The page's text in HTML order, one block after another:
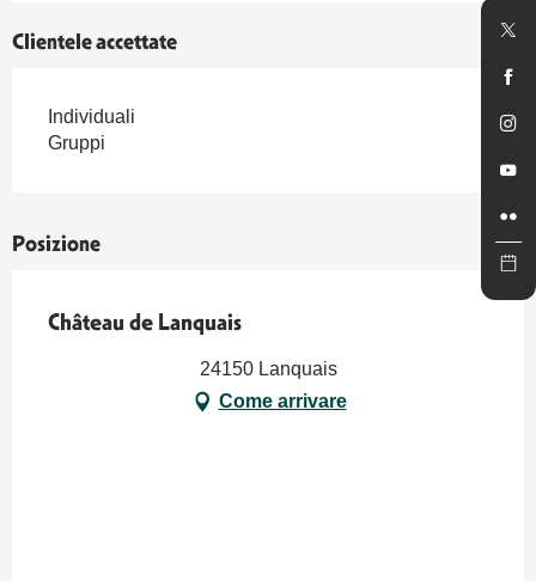
Clientele accettate
Individuali
Gruppi
Posizione
Château de Lanquais
24150 Lanquais
Come arrivare